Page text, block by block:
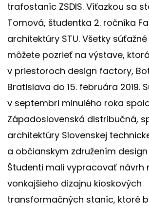
trafostaníc ZSDIS. Víťazkou sa
Tomová, študentka 2. ročníka
architektúry STU. Všetky
môžete pozrieť na výstave,
v priestoroch design factory,
Bratislava do 15. februára 2019.
v septembri minulého roka
Západoslovenská distribučná,
architektúry Slovenskej
a občianskym združením
Študenti mali vypracovať návrh
vonkajšieho dizajnu kioskových
transformačných staníc, ktoré